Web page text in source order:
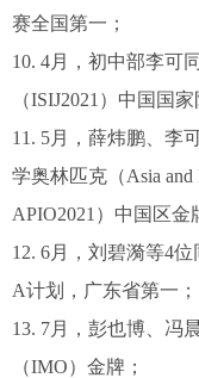
赛全国第一；
10. 4月，初中部李可
（ISIJ2021）中国国家
11. 5月，薛炜鹏、李
学奥林匹克（Asia and
APIO2021）中国区金
12. 6月，刘碧漪等4
A计划，广东省第一；
13. 7月，彭也博、冯
（IMO）金牌；